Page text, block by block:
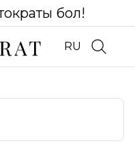
бол!
RU